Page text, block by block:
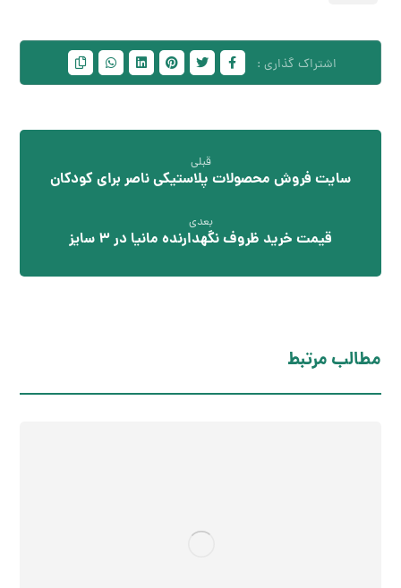
قبلی
سایت فروش محصولات پلاستیکی ناصر برای کودکان
بعدی
قیمت خرید ظروف نگهدارنده مانیا در ۳ سایز
مطالب مرتبط